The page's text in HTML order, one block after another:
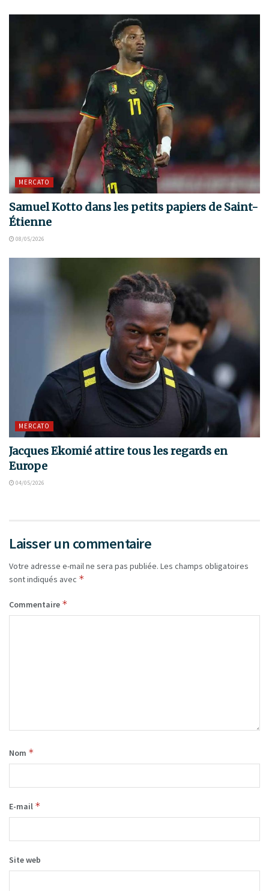
MERCATO
Samuel Kotto dans les petits papiers de Saint-
Étienne
08/05/2026
MERCATO
Jacques Ekomié attire tous les regards en
Europe
04/05/2026
Laisser un commentaire
Votre adresse e-mail ne sera pas publiée. Les champs obligatoires
sont indiqués avec *
Commentaire *
Nom *
E-mail *
Site web